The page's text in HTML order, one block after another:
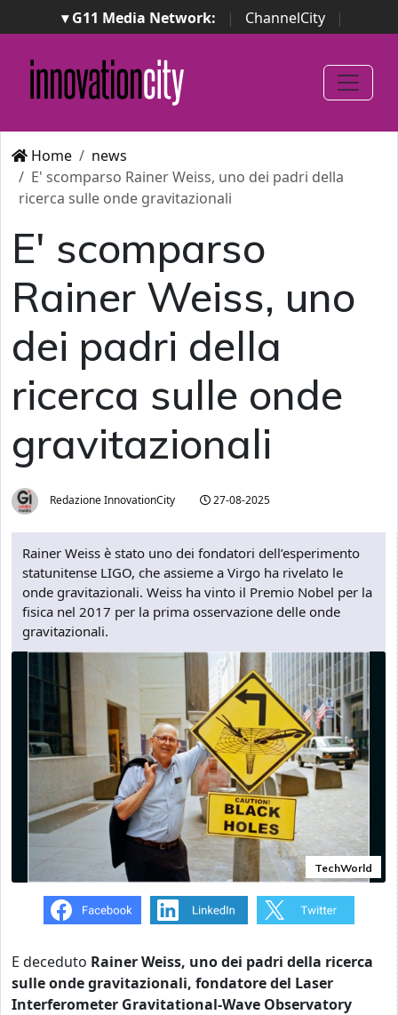
▾ G11 Media Network: | ChannelCity
|
ImpresaCity | SecurityOpenLab | Italian Channel
Awards
Italian Project Awards
Italian Security
Awards
Home
news
E' scomparso Rainer Weiss, uno dei padri della
ricerca sulle onde gravitazionali
E' scomparso
Rainer Weiss, uno
dei padri della
ricerca sulle onde
gravitazionali
Redazione InnovationCity 27-08-2025
Rainer Weiss è stato uno dei fondatori dell’esperimento
statunitense LIGO, che assieme a Virgo ha rivelato le
onde gravitazionali. Weiss ha vinto il Premio Nobel per la
fisica nel 2017 per la prima osservazione delle onde
gravitazionali.
TechWorld
E deceduto Rainer Weiss, uno dei padri della ricerca
sulle onde gravitazionali, fondatore del Laser
Interferometer Gravitational-Wave Observatory